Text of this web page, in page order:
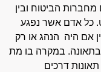
הביטוח ובין
כל אדם אשר נפגע
אם היה הנהג או רק
בתאונה. במקרה בו מת
דרכים